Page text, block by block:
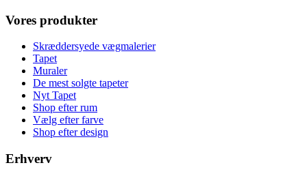
Vores produkter
Skræddersyede vægmalerier
Tapet
Muraler
De mest solgte tapeter
Nyt Tapet
Shop efter rum
Vælg efter farve
Shop efter design
Erhverv